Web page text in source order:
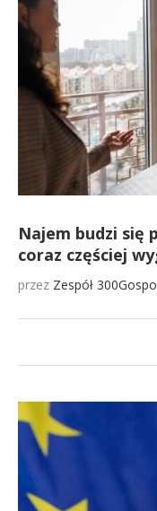
Najem budzi się
coraz częściej
przez Zespół